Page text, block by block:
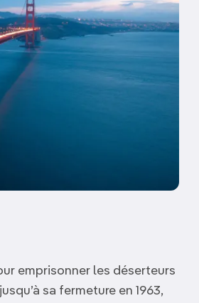
emprisonner les déserteurs
sa fermeture en 1963,